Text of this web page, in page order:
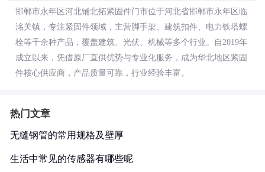
邯郸市永年区河北铺北拓紧固件门市位于河北省邯郸市永年区临
洺关镇，专注紧固件领域，主营脚手架、建筑扣件、电力铁塔螺
栓等千余种产品，覆盖建筑、光伏、机械等多个行业。自2019年
成立以来，凭借原厂直供优势与专业化服务，成为华北地区紧固
件核心供应商，产品质量可靠，行业经验丰富。
热门文章
无缝钢管的常用规格及壁厚
生活中常见的传感器有哪些呢